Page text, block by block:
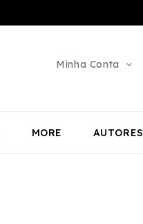
Minha Conta
MORE AUTORES